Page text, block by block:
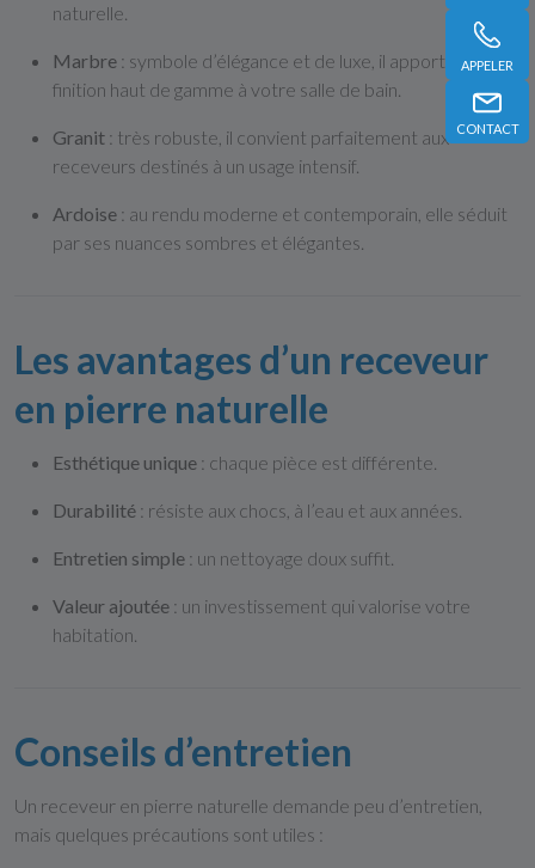
APPELER
CONTACT
naturelle.
Marbre : symbole d’élégance et de luxe, il apporte une
finition haut de gamme à votre salle de bain.
Granit : très robuste, il convient parfaitement aux
receveurs destinés à un usage intensif.
Ardoise : au rendu moderne et contemporain, elle séduit
par ses nuances sombres et élégantes.
Les avantages d’un receveur
en pierre naturelle
Esthétique unique : chaque pièce est différente.
Durabilité : résiste aux chocs, à l’eau et aux années.
Entretien simple : un nettoyage doux suffit.
Valeur ajoutée : un investissement qui valorise votre
habitation.
Conseils d’entretien
Un receveur en pierre naturelle demande peu d’entretien,
mais quelques précautions sont utiles :